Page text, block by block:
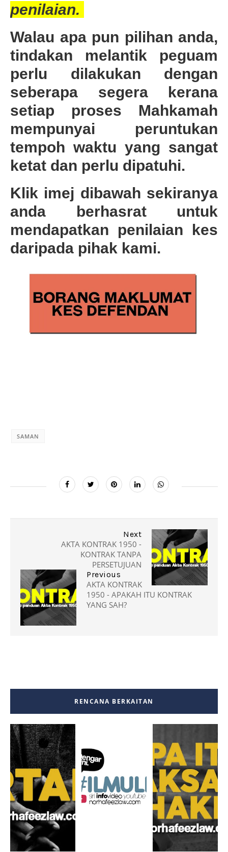
penilaian.
Walau apa pun pilihan anda,
tindakan melantik peguam
perlu dilakukan dengan
seberapa segera kerana
setiap proses Mahkamah
mempunyai peruntukan
tempoh waktu yang sangat
ketat dan perlu dipatuhi.
Klik imej dibawah sekiranya
anda berhasrat untuk
mendapatkan penilaian kes
daripada pihak kami.
SAMAN
Next
AKTA KONTRAK 1950 -
KONTRAK TANPA
PERSETUJUAN
Previous
AKTA KONTRAK
1950 - APAKAH ITU KONTRAK
YANG SAH?
RENCANA BERKAITAN